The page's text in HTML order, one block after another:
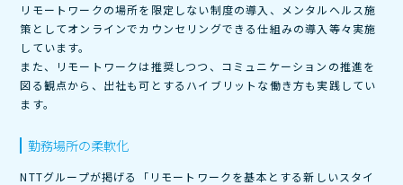
リモートワークの場所を限定しない制度の導入、メンタルヘルス施
策としてオンラインでカウンセリングできる仕組みの導入等々実施
しています。
また、リモートワークは推奨しつつ、コミュニケーションの推進を
図る観点から、出社も可とするハイブリットな働き方も実践してい
ます。
勤務場所の柔軟化
NTTグループが掲げる「リモートワークを基本とする新しいスタイ